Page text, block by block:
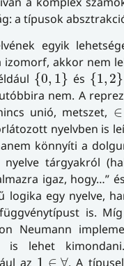
a típusok
egyik
akkor nem
{0, 1}
{0, 1} és {1, 2}
{1,2}
nem. A
unió, metszet, ∈
∈
nyelvben is
könnyíti a
tárgyakról
igaz, hogy…”
logika egy nyelve,
is.
Neumann
is lehet
az 1 ∈ ∀
1 ∈ ∀ . A